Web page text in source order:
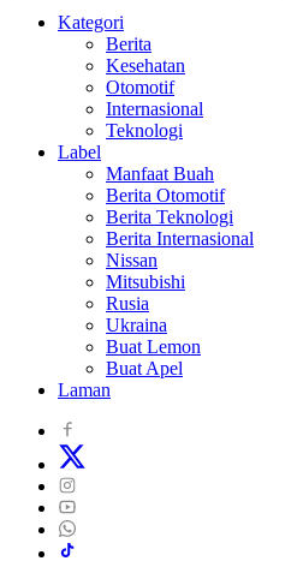
Kategori
Berita
Kesehatan
Otomotif
Internasional
Teknologi
Label
Manfaat Buah
Berita Otomotif
Berita Teknologi
Berita Internasional
Nissan
Mitsubishi
Rusia
Ukraina
Buat Lemon
Buat Apel
Laman